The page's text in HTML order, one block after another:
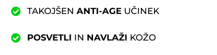
TAKOJŠEN ANTI-AGE UČINEK
POSVETLI IN NAVLAŽI KOŽO